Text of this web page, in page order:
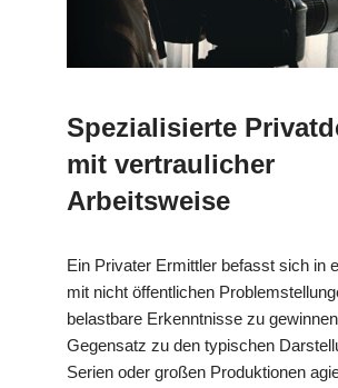
Spezialisierte
mit vertraulicher
Arbeitsweise
Ein Privater Ermittler befasst sich in
mit nicht öffentlichen
belastbare Erkenntnisse zu
Gegensatz zu den typischen
Serien oder großen Produktionen